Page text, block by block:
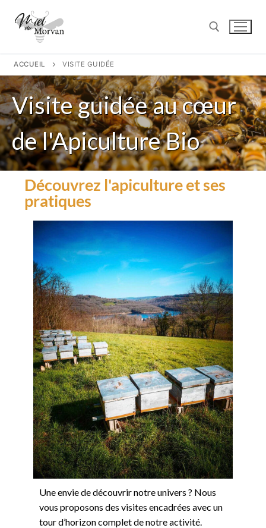
ACCUEIL VISITE GUIDÉE
Visite guidée au cœur
de l'Apiculture Bio
Découvrez l'apiculture et ses
pratiques
Une envie de découvrir notre univers ? Nous
vous proposons des visites encadrées avec un
tour d’horizon complet de notre activité.